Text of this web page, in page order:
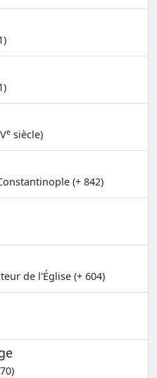
e siècle)
(+ 842)
de l'Église (+ 604)